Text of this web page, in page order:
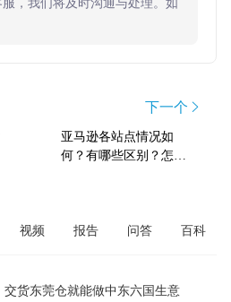
，我们将及时沟通与处理。如
下一个
亚马逊各站点情况如
何？有哪些区别？怎么
视频 报告 问答 百科
货东莞仓就能做中东六国生意